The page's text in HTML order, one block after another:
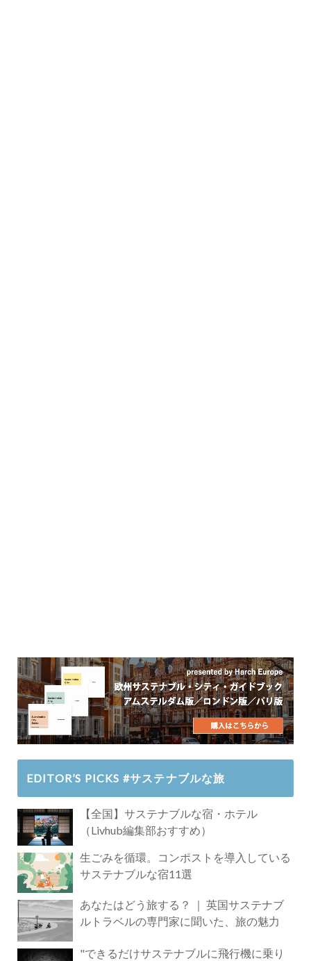
EDITOR’S PICKS #サステナブルな旅
【全国】サステナブルな宿・ホテル
（Livhub編集部おすすめ）
生ごみを循環。コンポストを導入している
サステナブルな宿11選
あなたはどう旅する？ ｜ 英国サステナブ
ルトラベルの専門家に聞いた、旅の魅力
"できるだけサステナブルに飛行機に乗り